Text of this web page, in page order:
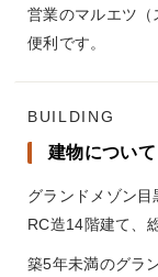
営業のマルエツ
便利です。
BUILDING
建物について
グランドメゾン目
RC造14階建て、
築5年未満のグラ